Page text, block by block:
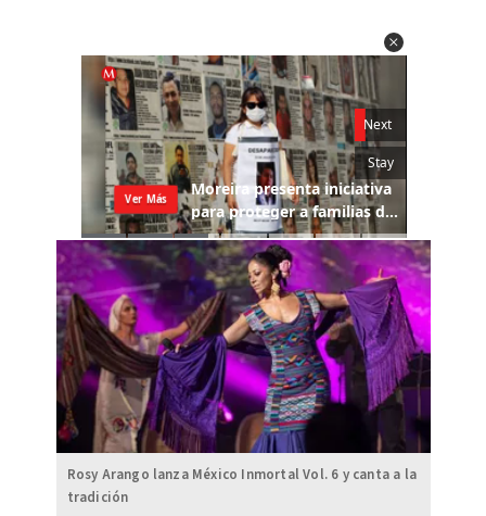
Rosy Arango lanza México Inmortal Vol. 6 y canta a la
tradición